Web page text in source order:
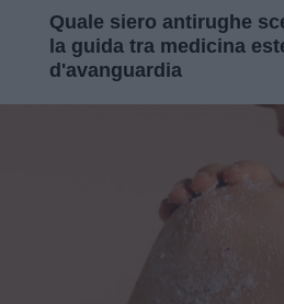
Quale siero antirughe
la guida tra medicina
d'avanguardia